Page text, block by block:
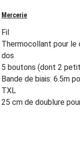
Mercerie
Fil
Thermocollant pour le
dos
5 boutons (dont 2
Bande de biais: 6.5m
TXL
25 cm de doublure